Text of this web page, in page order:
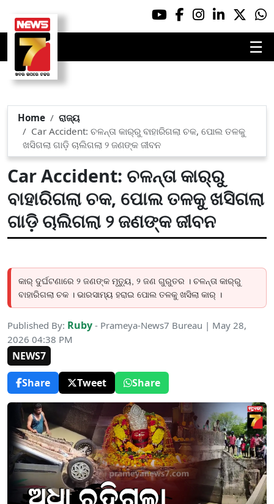
☰
Home
ରାଜ୍ୟ
Car Accident: ଚଳନ୍ତା କାର୍‌ରୁ ବାହାରିଗଲା ଚକ, ପୋଲ ତଳକୁ
ଖସିଗଲା ଗାଡ଼ି ଚାଲିଗଲା ୨ ଜଣଙ୍କ ଜୀବନ
Car Accident: ଚଳନ୍ତା କାର୍‌ରୁ
ବାହାରିଗଲା ଚକ, ପୋଲ ତଳକୁ ଖସିଗଲା
ଗାଡ଼ି ଚାଲିଗଲା ୨ ଜଣଙ୍କ ଜୀବନ
କାର୍ ଦୁର୍ଘଟଣାରେ ୨ ଜଣଙ୍କ ମୃତ୍ୟୁ, ୨ ଜଣ ଗୁରୁତର । ଚଳନ୍ତା କାର୍‌ରୁ
ବାହାରିଗଲା ଚକ । ଭାରସାମ୍ୟ ହରାଇ ପୋଲ ତଳକୁ ଖସିଲା କାର୍ ।
Published By: Ruby - Prameya-News7 Bureau | May 28,
2026 04:38 PM
NEWS7
Share
Tweet Share